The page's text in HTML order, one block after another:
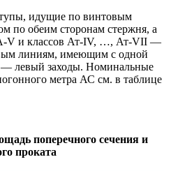
идущие по винтовым
по обеим сторонам стержня, а
V и классов Ат-IV, …, Ат-VII —
линиям, имеющим с одной
— левый заходы. Номинальные
метра АС см. в таблице
поперечного сечения и
проката